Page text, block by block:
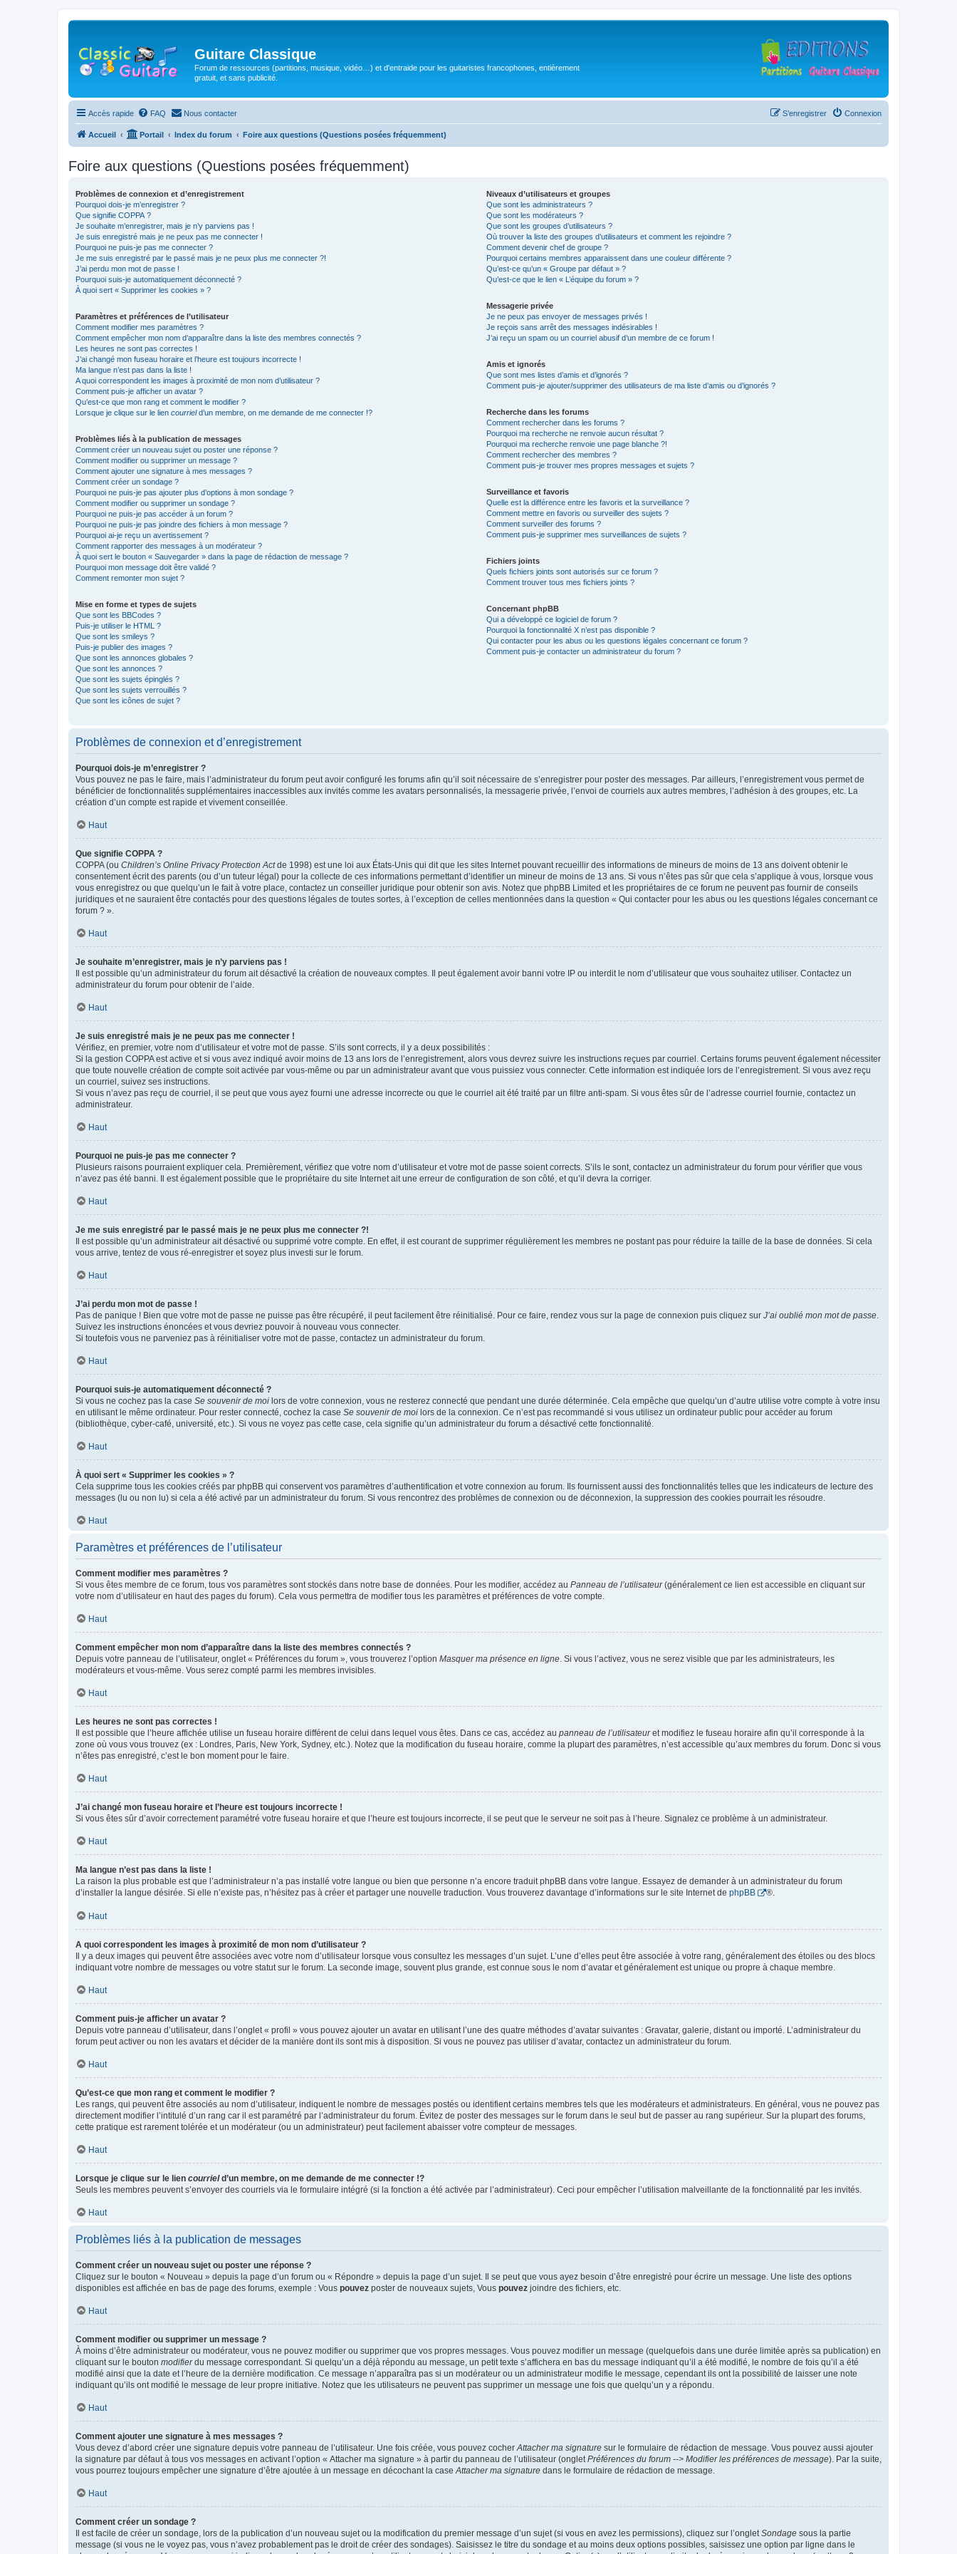
Guitare Classique
Forum de ressources (partitions, musique, vidéo…) et d'entraide pour les guitaristes francophones, entièrement
gratuit, et sans publicité.
Accès rapide FAQ Nous contacter Connexion
S’enregistrer
Accueil Portail Index du forum Foire aux questions (Questions posées fréquemment)
Foire aux questions (Questions posées fréquemment)
Problèmes de connexion et d’enregistrement
Pourquoi dois-je m’enregistrer ?
Que signifie COPPA ?
Je souhaite m’enregistrer, mais je n’y parviens pas !
Je suis enregistré mais je ne peux pas me connecter !
Pourquoi ne puis-je pas me connecter ?
Je me suis enregistré par le passé mais je ne peux plus me connecter ?!
J’ai perdu mon mot de passe !
Pourquoi suis-je automatiquement déconnecté ?
À quoi sert « Supprimer les cookies » ?
Paramètres et préférences de l’utilisateur
Comment modifier mes paramètres ?
Comment empêcher mon nom d’apparaître dans la liste des membres connectés ?
Les heures ne sont pas correctes !
J’ai changé mon fuseau horaire et l’heure est toujours incorrecte !
Ma langue n’est pas dans la liste !
A quoi correspondent les images à proximité de mon nom d’utilisateur ?
Comment puis-je afficher un avatar ?
Qu’est-ce que mon rang et comment le modifier ?
Lorsque je clique sur le lien courrield’un membre, on me demande de me connecter !?
Problèmes liés à la publication de messages
Comment créer un nouveau sujet ou poster une réponse ?
Comment modifier ou supprimer un message ?
Comment ajouter une signature à mes messages ?
Comment créer un sondage ?
Pourquoi ne puis-je pas ajouter plus d’options à mon sondage ?
Comment modifier ou supprimer un sondage ?
Pourquoi ne puis-je pas accéder à un forum ?
Pourquoi ne puis-je pas joindre des fichiers à mon message ?
Pourquoi ai-je reçu un avertissement ?
Comment rapporter des messages à un modérateur ?
À quoi sert le bouton « Sauvegarder » dans la page de rédaction de message ?
Pourquoi mon message doit être validé ?
Comment remonter mon sujet ?
Mise en forme et types de sujets
Que sont les BBCodes ?
Puis-je utiliser le HTML ?
Que sont les smileys ?
Puis-je publier des images ?
Que sont les annonces globales ?
Que sont les annonces ?
Que sont les sujets épinglés ?
Que sont les sujets verrouillés ?
Que sont les icônes de sujet ?
Niveaux d’utilisateurs et groupes
Que sont les administrateurs ?
Que sont les modérateurs ?
Que sont les groupes d’utilisateurs ?
Où trouver la liste des groupes d’utilisateurs et comment les rejoindre ?
Comment devenir chef de groupe ?
Pourquoi certains membres apparaissent dans une couleur différente ?
Qu’est-ce qu’un « Groupe par défaut » ?
Qu’est-ce que le lien « L’équipe du forum » ?
Messagerie privée
Je ne peux pas envoyer de messages privés !
Je reçois sans arrêt des messages indésirables !
J’ai reçu un spam ou un courriel abusif d’un membre de ce forum !
Amis et ignorés
Que sont mes listes d’amis et d’ignorés ?
Comment puis-je ajouter/supprimer des utilisateurs de ma liste d’amis ou d’ignorés ?
Recherche dans les forums
Comment rechercher dans les forums ?
Pourquoi ma recherche ne renvoie aucun résultat ?
Pourquoi ma recherche renvoie une page blanche ?!
Comment rechercher des membres ?
Comment puis-je trouver mes propres messages et sujets ?
Surveillance et favoris
Quelle est la différence entre les favoris et la surveillance ?
Comment mettre en favoris ou surveiller des sujets ?
Comment surveiller des forums ?
Comment puis-je supprimer mes surveillances de sujets ?
Fichiers joints
Quels fichiers joints sont autorisés sur ce forum ?
Comment trouver tous mes fichiers joints ?
Concernant phpBB
Qui a développé ce logiciel de forum ?
Pourquoi la fonctionnalité X n’est pas disponible ?
Qui contacter pour les abus ou les questions légales concernant ce forum ?
Comment puis-je contacter un administrateur du forum ?
Problèmes de connexion et d’enregistrement
Pourquoi dois-je m’enregistrer ?
Vous pouvez ne pas le faire, mais l’administrateur du forum peut avoir configuré les forums afin qu’il soit nécessaire de s’enregistrer pour poster des messages. Par ailleurs, l’enregistrement vous permet de
bénéficier de fonctionnalités supplémentaires inaccessibles aux invités comme les avatars personnalisés, la messagerie privée, l’envoi de courriels aux autres membres, l’adhésion à des groupes, etc. La
création d’un compte est rapide et vivement conseillée.
Haut
Que signifie COPPA ?
COPPA (ou Children’s Online Privacy Protection Actde 1998) est une loi aux États-Unis qui dit que les sites Internet pouvant recueillir des informations de mineurs de moins de 13 ans doivent obtenir le
consentement écrit des parents (ou d’un tuteur légal) pour la collecte de ces informations permettant d’identifier un mineur de moins de 13 ans. Si vous n’êtes pas sûr que cela s’applique à vous, lorsque vous
vous enregistrez ou que quelqu’un le fait à votre place, contactez un conseiller juridique pour obtenir son avis. Notez que phpBB Limited et les propriétaires de ce forum ne peuvent pas fournir de conseils
juridiques et ne sauraient être contactés pour des questions légales de toutes sortes, à l’exception de celles mentionnées dans la question « Qui contacter pour les abus ou les questions légales concernant ce
forum ? ».
Haut
Je souhaite m’enregistrer, mais je n’y parviens pas !
Il est possible qu’un administrateur du forum ait désactivé la création de nouveaux comptes. Il peut également avoir banni votre IP ou interdit le nom d’utilisateur que vous souhaitez utiliser. Contactez un
administrateur du forum pour obtenir de l’aide.
Haut
Je suis enregistré mais je ne peux pas me connecter !
Vérifiez, en premier, votre nom d’utilisateur et votre mot de passe. S’ils sont corrects, il y a deux possibilités :
Si la gestion COPPA est active et si vous avez indiqué avoir moins de 13 ans lors de l’enregistrement, alors vous devrez suivre les instructions reçues par courriel. Certains forums peuvent également nécessiter
que toute nouvelle création de compte soit activée par vous-même ou par un administrateur avant que vous puissiez vous connecter. Cette information est indiquée lors de l’enregistrement. Si vous avez reçu
un courriel, suivez ses instructions.
Si vous n’avez pas reçu de courriel, il se peut que vous ayez fourni une adresse incorrecte ou que le courriel ait été traité par un filtre anti-spam. Si vous êtes sûr de l’adresse courriel fournie, contactez un
administrateur.
Haut
Pourquoi ne puis-je pas me connecter ?
Plusieurs raisons pourraient expliquer cela. Premièrement, vérifiez que votre nom d’utilisateur et votre mot de passe soient corrects. S’ils le sont, contactez un administrateur du forum pour vérifier que vous
n’avez pas été banni. Il est également possible que le propriétaire du site Internet ait une erreur de configuration de son côté, et qu’il devra la corriger.
Haut
Je me suis enregistré par le passé mais je ne peux plus me connecter ?!
Il est possible qu’un administrateur ait désactivé ou supprimé votre compte. En effet, il est courant de supprimer régulièrement les membres ne postant pas pour réduire la taille de la base de données. Si cela
vous arrive, tentez de vous ré-enregistrer et soyez plus investi sur le forum.
Haut
J’ai perdu mon mot de passe !
Pas de panique ! Bien que votre mot de passe ne puisse pas être récupéré, il peut facilement être réinitialisé. Pour ce faire, rendez vous sur la page de connexion puis cliquez sur J’ai oublié mon mot de passe.
Suivez les instructions énoncées et vous devriez pouvoir à nouveau vous connecter.
Si toutefois vous ne parveniez pas à réinitialiser votre mot de passe, contactez un administrateur du forum.
Haut
Pourquoi suis-je automatiquement déconnecté ?
Si vous ne cochez pas la case Se souvenir de moi lors de votre connexion, vous ne resterez connecté que pendant une durée déterminée. Cela empêche que quelqu’un d’autre utilise votre compte à votre insu
en utilisant le même ordinateur. Pour rester connecté, cochez la case Se souvenir de moi lors de la connexion. Ce n’est pas recommandé si vous utilisez un ordinateur public pour accéder au forum
(bibliothèque, cyber-café, université, etc.). Si vous ne voyez pas cette case, cela signifie qu’un administrateur du forum a désactivé cette fonctionnalité.
Haut
À quoi sert « Supprimer les cookies » ?
Cela supprime tous les cookies créés par phpBB qui conservent vos paramètres d’authentification et votre connexion au forum. Ils fournissent aussi des fonctionnalités telles que les indicateurs de lecture des
messages (lu ou non lu) si cela a été activé par un administrateur du forum. Si vous rencontrez des problèmes de connexion ou de déconnexion, la suppression des cookies pourrait les résoudre.
Haut
Paramètres et préférences de l’utilisateur
Comment modifier mes paramètres ?
Si vous êtes membre de ce forum, tous vos paramètres sont stockés dans notre base de données. Pour les modifier, accédez au Panneau de l’utilisateur(généralement ce lien est accessible en cliquant sur
votre nom d’utilisateur en haut des pages du forum). Cela vous permettra de modifier tous les paramètres et préférences de votre compte.
Haut
Comment empêcher mon nom d’apparaître dans la liste des membres connectés ?
Depuis votre panneau de l’utilisateur, onglet « Préférences du forum », vous trouverez l’option Masquer ma présence en ligne. Si vous l’activez, vous ne serez visible que par les administrateurs, les
modérateurs et vous-même. Vous serez compté parmi les membres invisibles.
Haut
Les heures ne sont pas correctes !
Il est possible que l’heure affichée utilise un fuseau horaire différent de celui dans lequel vous êtes. Dans ce cas, accédez au panneau de l’utilisateuret modifiez le fuseau horaire afin qu’il corresponde à la
zone où vous vous trouvez (ex : Londres, Paris, New York, Sydney, etc.). Notez que la modification du fuseau horaire, comme la plupart des paramètres, n’est accessible qu’aux membres du forum. Donc si vous
n’êtes pas enregistré, c’est le bon moment pour le faire.
Haut
J’ai changé mon fuseau horaire et l’heure est toujours incorrecte !
Si vous êtes sûr d’avoir correctement paramétré votre fuseau horaire et que l’heure est toujours incorrecte, il se peut que le serveur ne soit pas à l’heure. Signalez ce problème à un administrateur.
Haut
Ma langue n’est pas dans la liste !
La raison la plus probable est que l’administrateur n’a pas installé votre langue ou bien que personne n’a encore traduit phpBB dans votre langue. Essayez de demander à un administrateur du forum
d’installer la langue désirée. Si elle n’existe pas, n’hésitez pas à créer et partager une nouvelle traduction. Vous trouverez davantage d’informations sur le site Internet de phpBB ®.
Haut
A quoi correspondent les images à proximité de mon nom d’utilisateur ?
Il y a deux images qui peuvent être associées avec votre nom d’utilisateur lorsque vous consultez les messages d’un sujet. L’une d’elles peut être associée à votre rang, généralement des étoiles ou des blocs
indiquant votre nombre de messages ou votre statut sur le forum. La seconde image, souvent plus grande, est connue sous le nom d’avatar et généralement est unique ou propre à chaque membre.
Haut
Comment puis-je afficher un avatar ?
Depuis votre panneau d’utilisateur, dans l’onglet « profil » vous pouvez ajouter un avatar en utilisant l’une des quatre méthodes d’avatar suivantes : Gravatar, galerie, distant ou importé. L’administrateur du
forum peut activer ou non les avatars et décider de la manière dont ils sont mis à disposition. Si vous ne pouvez pas utiliser d’avatar, contactez un administrateur du forum.
Haut
Qu’est-ce que mon rang et comment le modifier ?
Les rangs, qui peuvent être associés au nom d’utilisateur, indiquent le nombre de messages postés ou identifient certains membres tels que les modérateurs et administrateurs. En général, vous ne pouvez pas
directement modifier l’intitulé d’un rang car il est paramétré par l’administrateur du forum. Évitez de poster des messages sur le forum dans le seul but de passer au rang supérieur. Sur la plupart des forums,
cette pratique est rarement tolérée et un modérateur (ou un administrateur) peut facilement abaisser votre compteur de messages.
Haut
Lorsque je clique sur le lien courrield’un membre, on me demande de me connecter !?
Seuls les membres peuvent s’envoyer des courriels via le formulaire intégré (si la fonction a été activée par l’administrateur). Ceci pour empêcher l’utilisation malveillante de la fonctionnalité par les invités.
Haut
Problèmes liés à la publication de messages
Comment créer un nouveau sujet ou poster une réponse ?
Cliquez sur le bouton « Nouveau » depuis la page d’un forum ou « Répondre » depuis la page d’un sujet. Il se peut que vous ayez besoin d’être enregistré pour écrire un message. Une liste des options
disponibles est affichée en bas de page des forums, exemple : Vous pouvez poster de nouveaux sujets, Vous pouvez joindre des fichiers, etc.
Haut
Comment modifier ou supprimer un message ?
À moins d’être administrateur ou modérateur, vous ne pouvez modifier ou supprimer que vos propres messages. Vous pouvez modifier un message (quelquefois dans une durée limitée après sa publication) en
cliquant sur le bouton modifierdu message correspondant. Si quelqu’un a déjà répondu au message, un petit texte s’affichera en bas du message indiquant qu’il a été modifié, le nombre de fois qu’il a été
modifié ainsi que la date et l’heure de la dernière modification. Ce message n’apparaîtra pas si un modérateur ou un administrateur modifie le message, cependant ils ont la possibilité de laisser une note
indiquant qu’ils ont modifié le message de leur propre initiative. Notez que les utilisateurs ne peuvent pas supprimer un message une fois que quelqu’un y a répondu.
Haut
Comment ajouter une signature à mes messages ?
Vous devez d’abord créer une signature depuis votre panneau de l’utilisateur. Une fois créée, vous pouvez cocherAttacher ma signature sur le formulaire de rédaction de message. Vous pouvez aussi ajouter
la signature par défaut à tous vos messages en activant l’option « Attacher ma signature » à partir du panneau de l’utilisateur (ongletPréférences du forum --> Modifier les préférences de message). Par la suite,
vous pourrez toujours empêcher une signature d’être ajoutée à un message en décochant la caseAttacher ma signature dans le formulaire de rédaction de message.
Haut
Comment créer un sondage ?
Il est facile de créer un sondage, lors de la publication d’un nouveau sujet ou la modification du premier message d’un sujet (si vous en avez les permissions), cliquez sur l’ongletSondage sous la partie
message (si vous ne le voyez pas, vous n’avez probablement pas le droit de créer des sondages). Saisissez le titre du sondage et au moins deux options possibles, saisissez une option par ligne dans le